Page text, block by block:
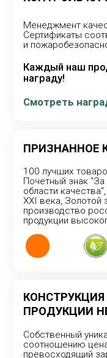
Настоящий российский
цикла. Производство
Видеоинструкции
Вопрос-ответ
ПОЛЕЗНОЕ
© ООО
Политика конфиденциальности
Обработка персональных